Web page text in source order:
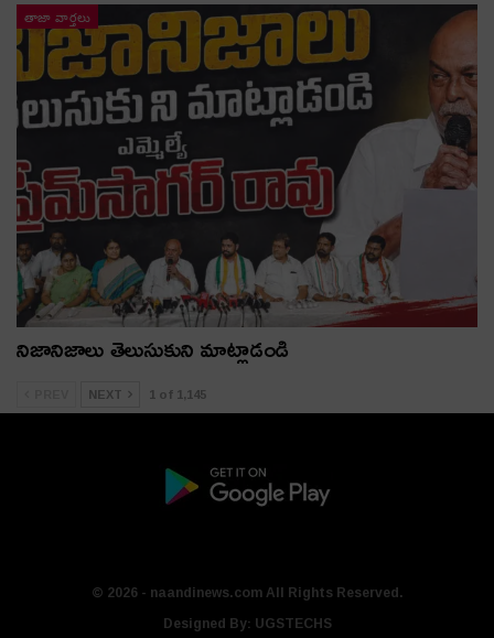
తాజా వార్తలు
నిజానిజాలు తెలుసుకుని మాట్లాడండి
NEXT 1 of 1,145
© 2026 - naandinews.com All Rights Reserved.
Designed By: UGSTECHS